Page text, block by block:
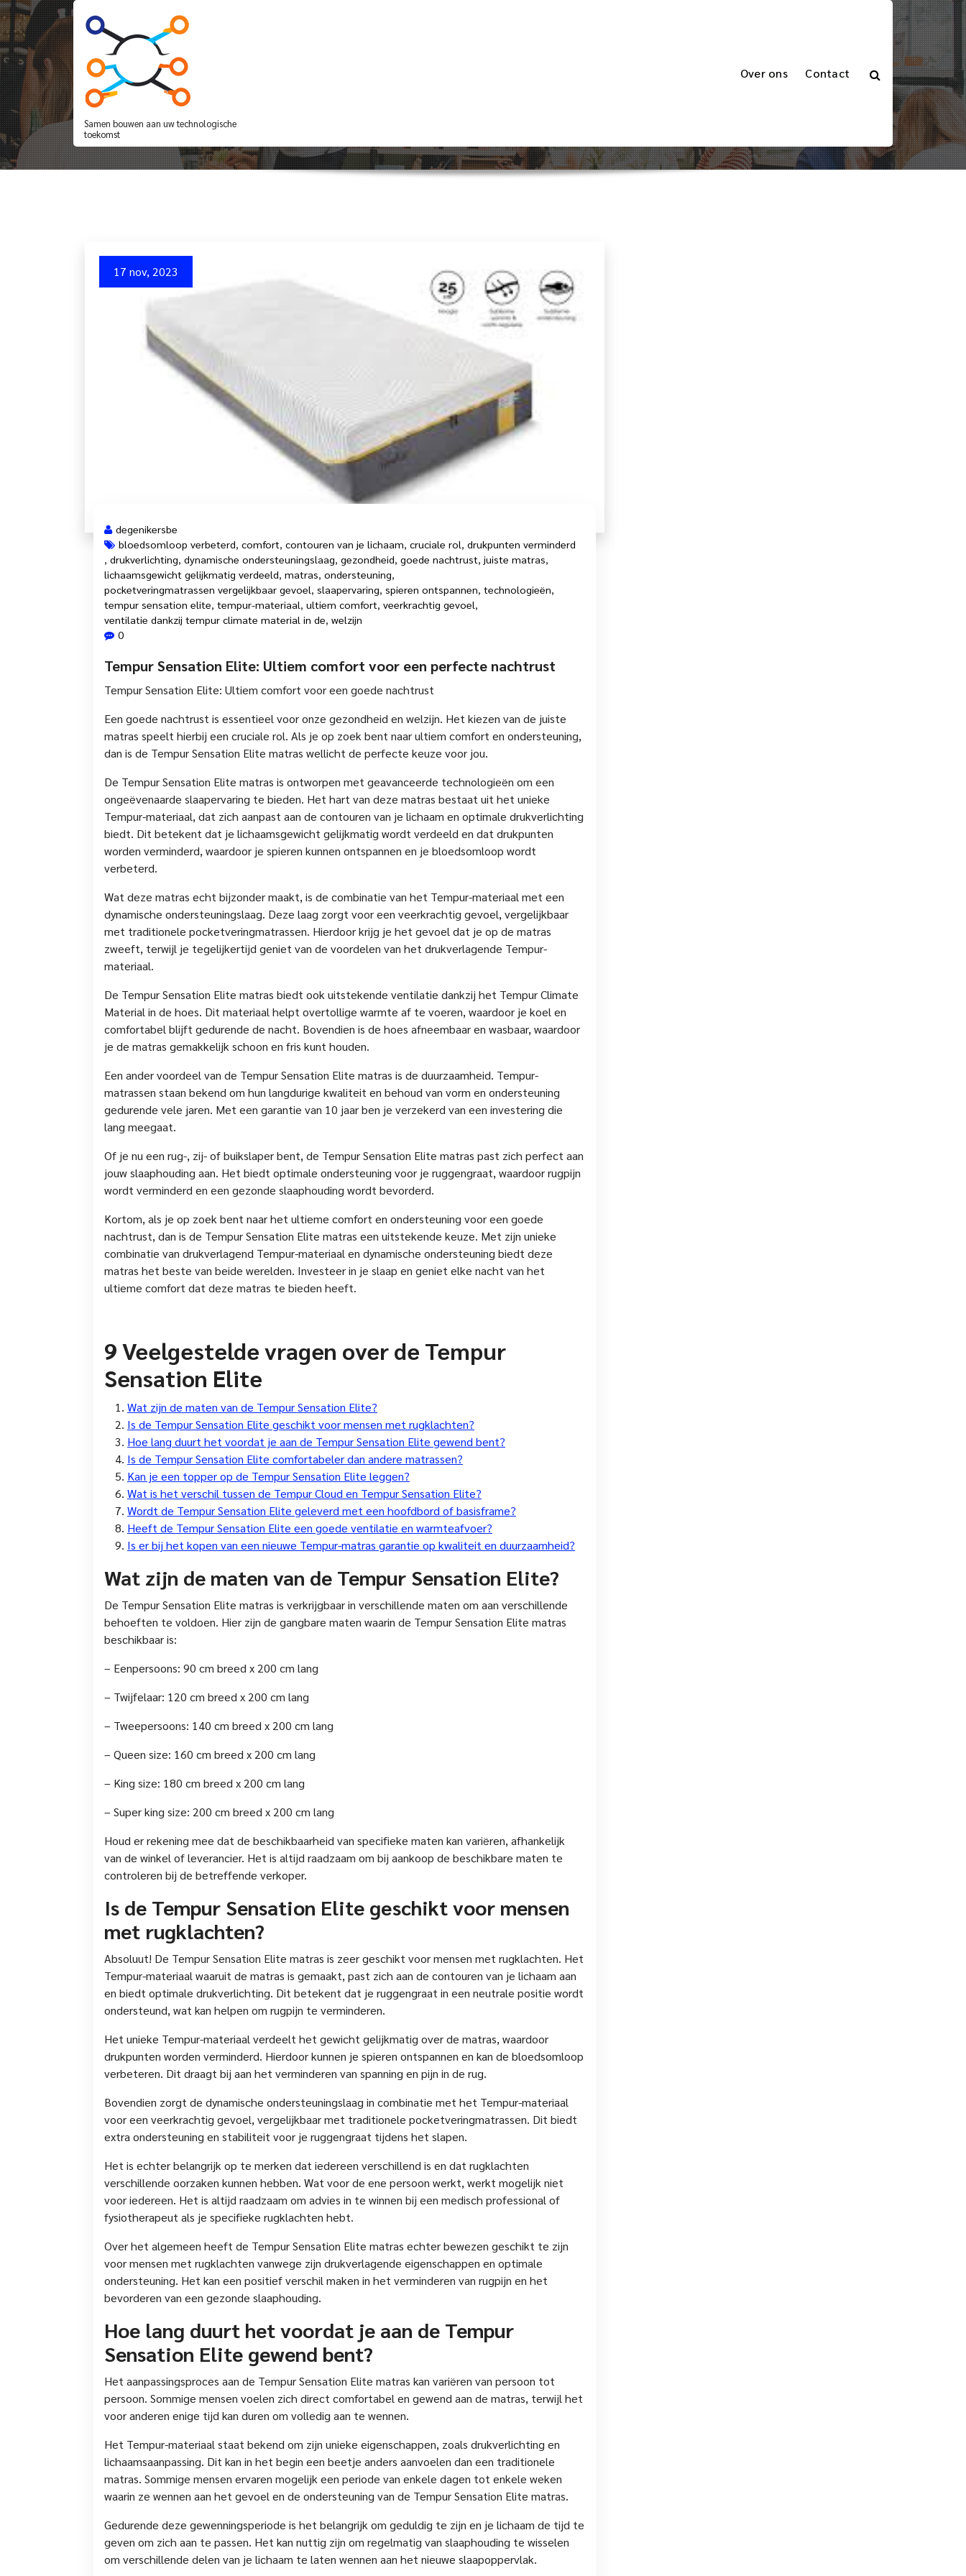
Spring
naar
de
inhoud
Samen bouwen aan uw technologische
toekomst
Over ons Contact
Tempur Sensation Elite: Ultiem comfort voor een perfecte nachtrust
17 nov, 2023
degenikersbe
bloedsomloop verbeterd, comfort, contouren van je lichaam, cruciale rol, drukpunten verminderd
, drukverlichting, dynamische ondersteuningslaag, gezondheid, goede nachtrust, juiste matras,
lichaamsgewicht gelijkmatig verdeeld, matras, ondersteuning,
pocketveringmatrassen vergelijkbaar gevoel, slaapervaring, spieren ontspannen, technologieën,
tempur sensation elite, tempur-materiaal, ultiem comfort, veerkrachtig gevoel,
ventilatie dankzij tempur climate material in de, welzijn
0
Tempur Sensation Elite: Ultiem comfort voor een perfecte nachtrust
Tempur Sensation Elite: Ultiem comfort voor een goede nachtrust
Een goede nachtrust is essentieel voor onze gezondheid en welzijn. Het kiezen van de juiste
matras speelt hierbij een cruciale rol. Als je op zoek bent naar ultiem comfort en ondersteuning,
dan is de Tempur Sensation Elite matras wellicht de perfecte keuze voor jou.
De Tempur Sensation Elite matras is ontworpen met geavanceerde technologieën om een
ongeëvenaarde slaapervaring te bieden. Het hart van deze matras bestaat uit het unieke
Tempur-materiaal, dat zich aanpast aan de contouren van je lichaam en optimale drukverlichting
biedt. Dit betekent dat je lichaamsgewicht gelijkmatig wordt verdeeld en dat drukpunten
worden verminderd, waardoor je spieren kunnen ontspannen en je bloedsomloop wordt
verbeterd.
Wat deze matras echt bijzonder maakt, is de combinatie van het Tempur-materiaal met een
dynamische ondersteuningslaag. Deze laag zorgt voor een veerkrachtig gevoel, vergelijkbaar
met traditionele pocketveringmatrassen. Hierdoor krijg je het gevoel dat je op de matras
zweeft, terwijl je tegelijkertijd geniet van de voordelen van het drukverlagende Tempur-
materiaal.
De Tempur Sensation Elite matras biedt ook uitstekende ventilatie dankzij het Tempur Climate
Material in de hoes. Dit materiaal helpt overtollige warmte af te voeren, waardoor je koel en
comfortabel blijft gedurende de nacht. Bovendien is de hoes afneembaar en wasbaar, waardoor
je de matras gemakkelijk schoon en fris kunt houden.
Een ander voordeel van de Tempur Sensation Elite matras is de duurzaamheid. Tempur-
matrassen staan bekend om hun langdurige kwaliteit en behoud van vorm en ondersteuning
gedurende vele jaren. Met een garantie van 10 jaar ben je verzekerd van een investering die
lang meegaat.
Of je nu een rug-, zij- of buikslaper bent, de Tempur Sensation Elite matras past zich perfect aan
jouw slaaphouding aan. Het biedt optimale ondersteuning voor je ruggengraat, waardoor rugpijn
wordt verminderd en een gezonde slaaphouding wordt bevorderd.
Kortom, als je op zoek bent naar het ultieme comfort en ondersteuning voor een goede
nachtrust, dan is de Tempur Sensation Elite matras een uitstekende keuze. Met zijn unieke
combinatie van drukverlagend Tempur-materiaal en dynamische ondersteuning biedt deze
matras het beste van beide werelden. Investeer in je slaap en geniet elke nacht van het
ultieme comfort dat deze matras te bieden heeft.
9 Veelgestelde vragen over de Tempur
Sensation Elite
Wat zijn de maten van de Tempur Sensation Elite?
Is de Tempur Sensation Elite geschikt voor mensen met rugklachten?
Hoe lang duurt het voordat je aan de Tempur Sensation Elite gewend bent?
Is de Tempur Sensation Elite comfortabeler dan andere matrassen?
Kan je een topper op de Tempur Sensation Elite leggen?
Wat is het verschil tussen de Tempur Cloud en Tempur Sensation Elite?
Wordt de Tempur Sensation Elite geleverd met een hoofdbord of basisframe?
Heeft de Tempur Sensation Elite een goede ventilatie en warmteafvoer?
Is er bij het kopen van een nieuwe Tempur-matras garantie op kwaliteit en duurzaamheid?
Wat zijn de maten van de Tempur Sensation Elite?
De Tempur Sensation Elite matras is verkrijgbaar in verschillende maten om aan verschillende
behoeften te voldoen. Hier zijn de gangbare maten waarin de Tempur Sensation Elite matras
beschikbaar is:
– Eenpersoons: 90 cm breed x 200 cm lang
– Twijfelaar: 120 cm breed x 200 cm lang
– Tweepersoons: 140 cm breed x 200 cm lang
– Queen size: 160 cm breed x 200 cm lang
– King size: 180 cm breed x 200 cm lang
– Super king size: 200 cm breed x 200 cm lang
Houd er rekening mee dat de beschikbaarheid van specifieke maten kan variëren, afhankelijk
van de winkel of leverancier. Het is altijd raadzaam om bij aankoop de beschikbare maten te
controleren bij de betreffende verkoper.
Is de Tempur Sensation Elite geschikt voor mensen
met rugklachten?
Absoluut! De Tempur Sensation Elite matras is zeer geschikt voor mensen met rugklachten. Het
Tempur-materiaal waaruit de matras is gemaakt, past zich aan de contouren van je lichaam aan
en biedt optimale drukverlichting. Dit betekent dat je ruggengraat in een neutrale positie wordt
ondersteund, wat kan helpen om rugpijn te verminderen.
Het unieke Tempur-materiaal verdeelt het gewicht gelijkmatig over de matras, waardoor
drukpunten worden verminderd. Hierdoor kunnen je spieren ontspannen en kan de bloedsomloop
verbeteren. Dit draagt bij aan het verminderen van spanning en pijn in de rug.
Bovendien zorgt de dynamische ondersteuningslaag in combinatie met het Tempur-materiaal
voor een veerkrachtig gevoel, vergelijkbaar met traditionele pocketveringmatrassen. Dit biedt
extra ondersteuning en stabiliteit voor je ruggengraat tijdens het slapen.
Het is echter belangrijk op te merken dat iedereen verschillend is en dat rugklachten
verschillende oorzaken kunnen hebben. Wat voor de ene persoon werkt, werkt mogelijk niet
voor iedereen. Het is altijd raadzaam om advies in te winnen bij een medisch professional of
fysiotherapeut als je specifieke rugklachten hebt.
Over het algemeen heeft de Tempur Sensation Elite matras echter bewezen geschikt te zijn
voor mensen met rugklachten vanwege zijn drukverlagende eigenschappen en optimale
ondersteuning. Het kan een positief verschil maken in het verminderen van rugpijn en het
bevorderen van een gezonde slaaphouding.
Hoe lang duurt het voordat je aan de Tempur
Sensation Elite gewend bent?
Het aanpassingsproces aan de Tempur Sensation Elite matras kan variëren van persoon tot
persoon. Sommige mensen voelen zich direct comfortabel en gewend aan de matras, terwijl het
voor anderen enige tijd kan duren om volledig aan te wennen.
Het Tempur-materiaal staat bekend om zijn unieke eigenschappen, zoals drukverlichting en
lichaamsaanpassing. Dit kan in het begin een beetje anders aanvoelen dan een traditionele
matras. Sommige mensen ervaren mogelijk een periode van enkele dagen tot enkele weken
waarin ze wennen aan het gevoel en de ondersteuning van de Tempur Sensation Elite matras.
Gedurende deze gewenningsperiode is het belangrijk om geduldig te zijn en je lichaam de tijd te
geven om zich aan te passen. Het kan nuttig zijn om regelmatig van slaaphouding te wisselen
om verschillende delen van je lichaam te laten wennen aan het nieuwe slaapoppervlak.